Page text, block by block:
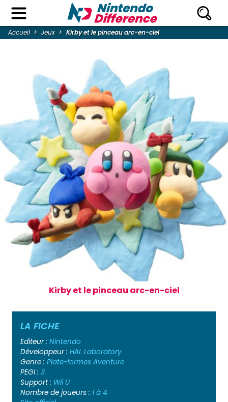
Accueil Jeux Kirby et le pinceau arc-en-ciel
Kirby et le pinceau arc-en-ciel
LA FICHE
Editeur : Nintendo
Développeur : HAL Laboratory
Genre : Plate-formes Aventure
PEGI : 3
Support : Wii U
Nombre de joueurs : 1 à 4